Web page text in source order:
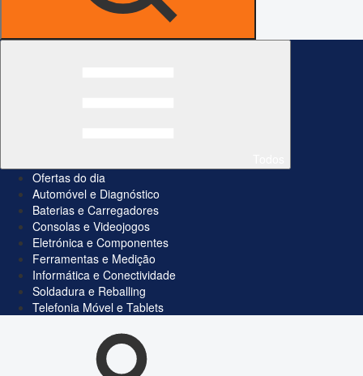
Ofertas do dia
Automóvel e Diagnóstico
Baterias e Carregadores
Consolas e Videojogos
Eletrónica e Componentes
Ferramentas e Medição
Informática e Conectividade
Soldadura e Reballing
Telefonia Móvel e Tablets